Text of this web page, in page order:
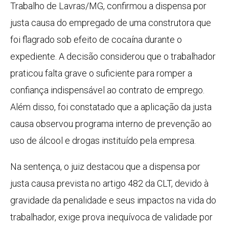
Trabalho de Lavras/MG, confirmou a dispensa por
justa causa do empregado de uma construtora que
foi flagrado sob efeito de cocaína durante o
expediente. A decisão considerou que o trabalhador
praticou falta grave o suficiente para romper a
confiança indispensável ao contrato de emprego.
Além disso, foi constatado que a aplicação da justa
causa observou programa interno de prevenção ao
uso de álcool e drogas instituído pela empresa.
Na sentença, o juiz destacou que a dispensa por
justa causa prevista no artigo 482 da CLT, devido à
gravidade da penalidade e seus impactos na vida do
trabalhador, exige prova inequívoca de validade por